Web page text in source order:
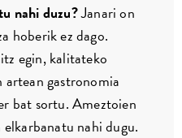
nahi duzu?Janari on
hoberik ez dago.
egin, kalitateko
artean gastronomia
bat sortu. Ameztoien
nahi dugu.